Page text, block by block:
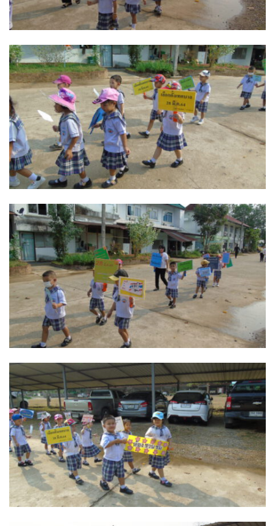
หน่วยตรวจสอบภายใน
ปภัสสรา
ผู้บริหารเทศบาล
มังกี้ชา สาขาปัว
ร้องเรียนทุจริต
ร้านของฝากที่ระลึก
ของฝากฮักปัว
บริษัท ดอยซิลเวอร์ แฟคตอรี่ จำกัด
บ้านสมุนไพรไอริณจินดา
ร้านของฝากเมิงโป
ไอแอมล้านนา
ร้านอาหาร
Seed คอฟฟี่ & บาร์
ก๋วยเตี๋ยวบ้านสวน
ก๋วยเตี๋ยวเครื่องในหมู
ก๋วยเตี๋ยวไข่หวาน@ปัว
กำไรข้าวต้มโต้รุ่ง